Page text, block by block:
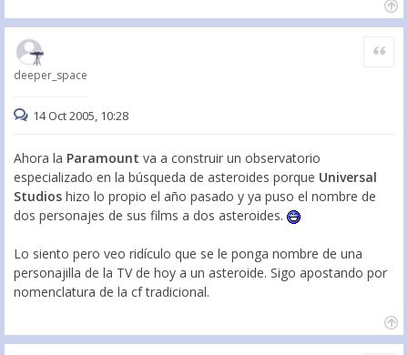
deeper_space
Citar
14 Oct 2005, 10:28
Ahora la Paramount va a construir un observatorio
especializado en la búsqueda de asteroides porque Universal
Studios hizo lo propio el año pasado y ya puso el nombre de
dos personajes de sus films a dos asteroides.
Lo siento pero veo ridículo que se le ponga nombre de una
personajilla de la TV de hoy a un asteroide. Sigo apostando por
nomenclatura de la cf tradicional.